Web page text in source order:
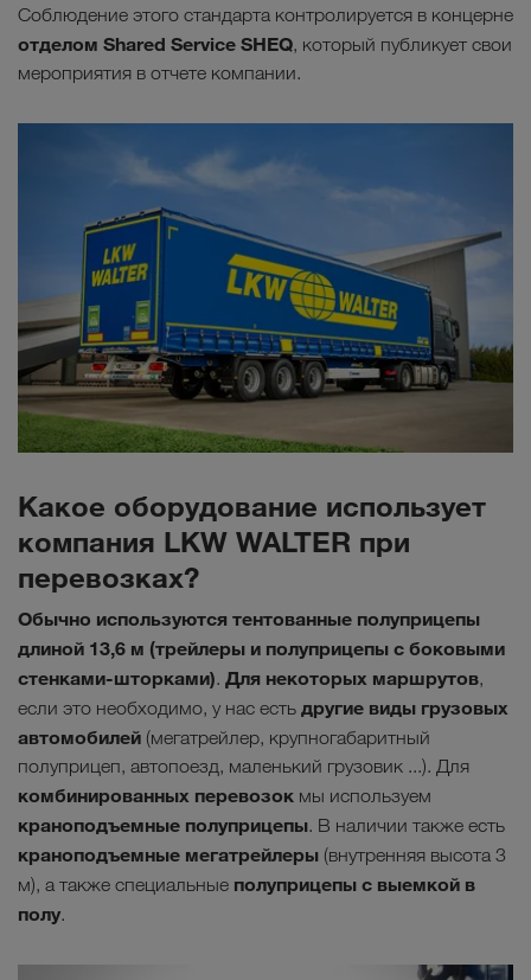
Соблюдение этого стандарта контролируется в концерне
отделом Shared Service SHEQ, который публикует свои
мероприятия в отчете компании.
Какое оборудование использует
компания LKW WALTER при
перевозках?
Обычно используются тентованные полуприцепы
длиной 13,6 м (трейлеры и полуприцепы с боковыми
стенками-шторками). Для некоторых маршрутов,
если это необходимо, у нас есть другие виды грузовых
автомобилей (мегатрейлер, крупногабаритный
полуприцеп, автопоезд, маленький грузовик ...). Для
комбинированных перевозок мы используем
краноподъемные полуприцепы. В наличии также есть
краноподъемные мегатрейлеры (внутренняя высота 3
м), а также специальные полуприцепы с выемкой в
полу.